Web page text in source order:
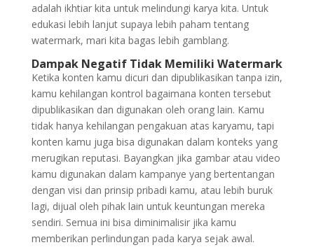
adalah ikhtiar kita untuk melindungi karya kita. Untuk
edukasi lebih lanjut supaya lebih paham tentang
watermark, mari kita bagas lebih gamblang.
Dampak Negatif Tidak Memiliki Watermark
Ketika konten kamu dicuri dan dipublikasikan tanpa izin,
kamu kehilangan kontrol bagaimana konten tersebut
dipublikasikan dan digunakan oleh orang lain. Kamu
tidak hanya kehilangan pengakuan atas karyamu, tapi
konten kamu juga bisa digunakan dalam konteks yang
merugikan reputasi. Bayangkan jika gambar atau video
kamu digunakan dalam kampanye yang bertentangan
dengan visi dan prinsip pribadi kamu, atau lebih buruk
lagi, dijual oleh pihak lain untuk keuntungan mereka
sendiri. Semua ini bisa diminimalisir jika kamu
memberikan perlindungan pada karya sejak awal.